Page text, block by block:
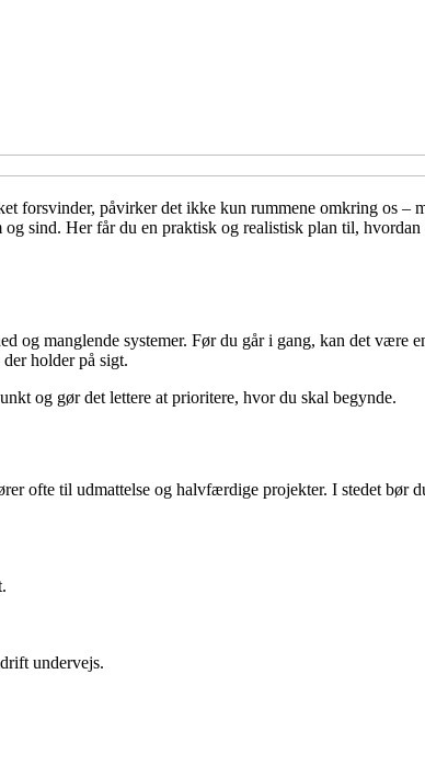
forsvinder, påvirker det ikke kun rummene omkring os –
sind. Her får du en praktisk og realistisk plan til,
og manglende systemer. Før du går i gang, kan det være
holder på sigt.
og gør det lettere at prioritere, hvor du skal begynde.
ofte til udmattelse og halvfærdige projekter. I stedet bør
undervejs.